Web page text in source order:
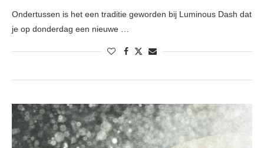
Ondertussen is het een traditie geworden bij Luminous Dash dat
je op donderdag een nieuwe …